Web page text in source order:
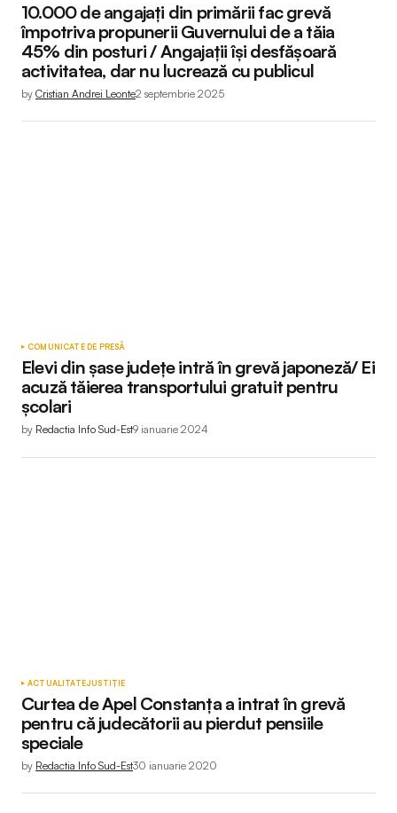
10.000 de angajați din primării fac grevă
împotriva propunerii Guvernului de a tăia
45% din posturi / Angajații își desfășoară
activitatea, dar nu lucrează cu publicul
by Cristian Andrei Leonte2 septembrie 2025
COMUNICATE DE PRESĂ
Elevi din șase județe intră în grevă japoneză/ Ei
acuză tăierea transportului gratuit pentru
școlari
by Redactia Info Sud-Est9 ianuarie 2024
ACTUALITATEJUSTIȚIE
Curtea de Apel Constanța a intrat în grevă
pentru că judecătorii au pierdut pensiile
speciale
by Redactia Info Sud-Est30 ianuarie 2020